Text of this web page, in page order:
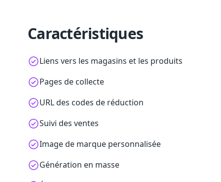
Caractéristiques
Liens vers les magasins et les produits
Pages de collecte
URL des codes de réduction
Suivi des ventes
Image de marque personnalisée
Génération en masse